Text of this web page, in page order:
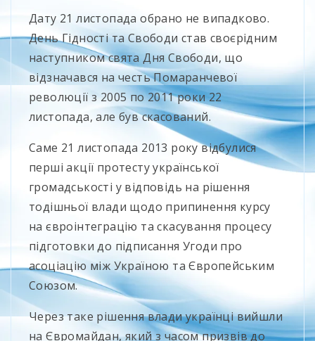
Дату 21 листопада обрано не випадково.
День Гідності та Свободи став своєрідним
наступником свята Дня Свободи, що
відзначався на честь Помаранчевої
революції з 2005 по 2011 роки 22
листопада, але був скасований.
Саме 21 листопада 2013 року відбулися
перші акції протесту української
громадськості у відповідь на рішення
тодішньої влади щодо припинення курсу
на євроінтеграцію та скасування процесу
підготовки до підписання Угоди про
асоціацію між Україною та Європейським
Союзом.
Через таке рішення влади українці вийшли
на Євромайдан, який з часом призвів до